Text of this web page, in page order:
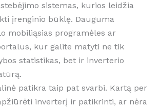
sistemas, kurios leidžia
įrenginio būklę. Dauguma
mobiliąsias programėles ar
kur galite matyti ne tik
statistikas, bet ir inverterio
patikra taip pat svarbi. Kartą per
inverterį ir patikrinti, ar nėra